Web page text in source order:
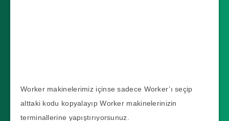
Worker makinelerimiz içinse sadece Worker’ı seçip
alttaki kodu kopyalayıp Worker makinelerinizin
terminallerine yapıştırıyorsunuz.